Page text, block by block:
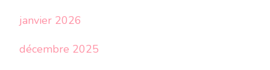
janvier 2026
décembre 2025